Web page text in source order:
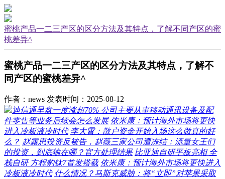
蜜桃产品一二三产区的区分方法及其特点，了解不同产区的蜜
桃差异^
蜜桃产品一二三产区的区分方法及其特点，了解不
同产区的蜜桃差异^
作者：news 发表时间：2025-08-12
迪信通早盘一度涨超70% 公司主要从事移动通讯设备及配
件零售等业务后续会怎么发展 依米康：预计海外市场将更快
进入冷板液冷时代 李大霄：散户资金开始入场这么做真的好
么？ 赵露思投资反被告，赵薇三家公司遭冻结：流量女王们
的投资，到底输在哪？官方处理结果 比亚迪自研平板亮相 全
栈自研 方程豹钛7首发搭载 依米康：预计海外市场将更快进入
冷板液冷时代 什么情况？马斯克威胁：将“立即”对苹果采取